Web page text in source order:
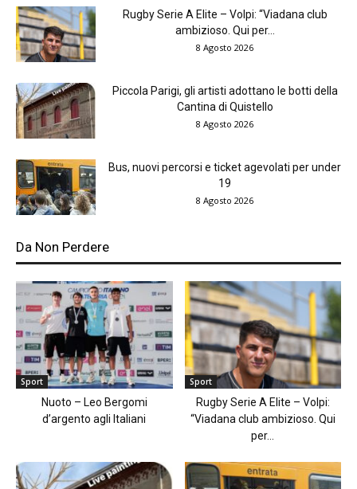
Rugby Serie A Elite – Volpi: “Viadana club
ambizioso. Qui per...
8 Agosto 2026
Piccola Parigi, gli artisti adottano le botti della
Cantina di Quistello
8 Agosto 2026
Bus, nuovi percorsi e ticket agevolati per under
19
8 Agosto 2026
Da Non Perdere
Sport
Nuoto – Leo Bergomi
d’argento agli Italiani
Sport
Rugby Serie A Elite – Volpi:
“Viadana club ambizioso. Qui
per...